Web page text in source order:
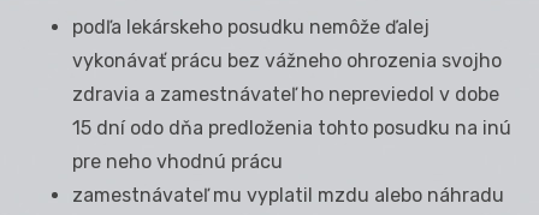
podľa lekárskeho posudku nemôže ďalej
vykonávať prácu bez vážneho ohrozenia svojho
zdravia a zamestnávateľ ho nepreviedol v dobe
15 dní odo dňa predloženia tohto posudku na inú
pre neho vhodnú prácu
zamestnávateľ mu vyplatil mzdu alebo náhradu